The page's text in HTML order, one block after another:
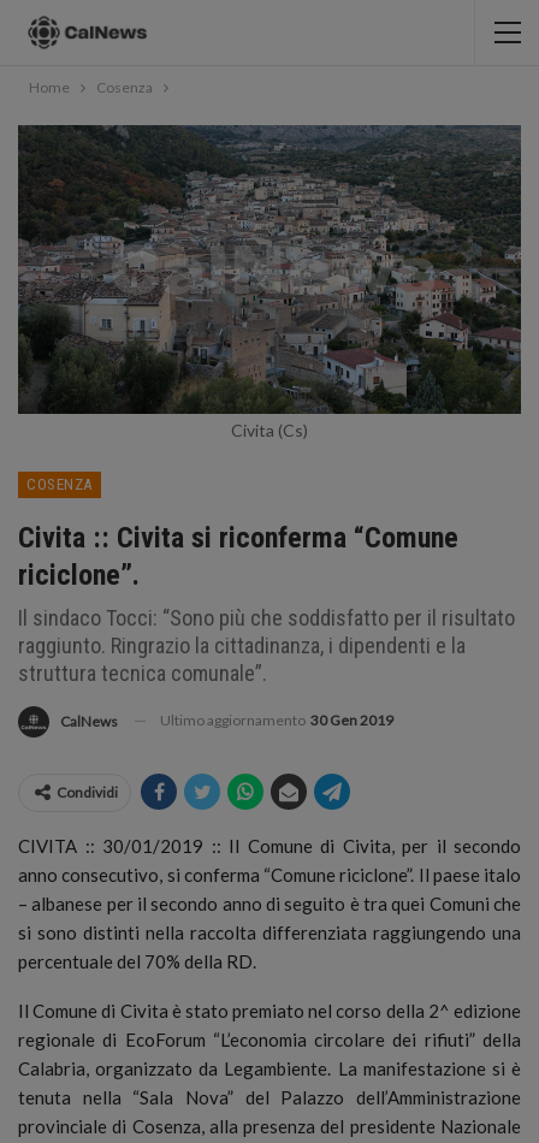
Home Cosenza
Civita (Cs)
COSENZA
Civita :: Civita si riconferma “Comune
riciclone”.
Il sindaco Tocci: “Sono più che soddisfatto per il risultato
raggiunto. Ringrazio la cittadinanza, i dipendenti e la
struttura tecnica comunale”.
CalNews Ultimo aggiornamento 30 Gen 2019
Condividi
CIVITA :: 30/01/2019 :: Il Comune di Civita, per il secondo
anno consecutivo, si conferma “Comune riciclone”. Il paese italo
– albanese per il secondo anno di seguito è tra quei Comuni che
si sono distinti nella raccolta differenziata raggiungendo una
percentuale del 70% della RD.
Il Comune di Civita è stato premiato nel corso della 2^ edizione
regionale di EcoForum “L’economia circolare dei rifiuti” della
Calabria, organizzato da Legambiente. La manifestazione si è
tenuta nella “Sala Nova” del Palazzo dell’Amministrazione
provinciale di Cosenza, alla presenza del presidente Nazionale